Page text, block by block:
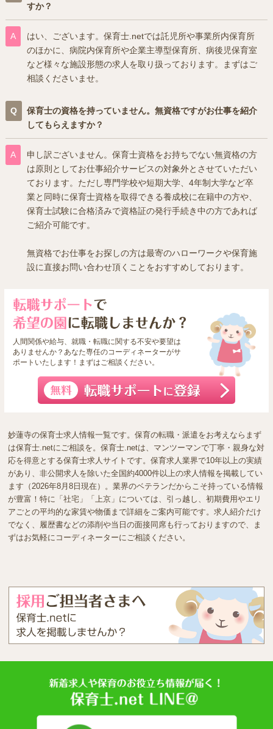
すか？
はい、ございます。保育士.netでは託児所や事業所内保育所
のほかに、病院内保育所や企業主導型保育所、病後児保育室
など様々な施設形態の求人を取り扱っております。まずはご
相談くださいませ。
保育士の資格を持っていません。無資格ですがお仕事を紹介
してもらえますか？
申し訳ございません。保育士資格をお持ちでない無資格の方
は原則としてお仕事紹介サービスの対象外とさせていただい
ております。ただし専門学校や短期大学、4年制大学など卒
業と同時に保育士資格を取得できる養成校に在籍中の方や、
保育士試験に合格済みで資格証の発行手続き中の方であれば
ご紹介可能です。
無資格でお仕事をお探しの方は最寄のハローワークや保育施
設に直接お問い合わせ頂くことをおすすめしております。
人間関係や給与、就職・転職に関する不安や要望は
ありませんか？あなた専任のコーディネーターがサ
ポートいたします！まずはご相談ください。
妙蓮寺の保育士求人情報一覧です。保育の転職・派遣をお考えならまず
は保育士.netにご相談を。保育士.netは、マンツーマンで丁寧・親身な対
応を得意とする保育士求人サイトです。保育求人業界で10年以上の実績
があり、非公開求人を除いた全国約4000件以上の求人情報を掲載してい
ます（2026年8月8日現在）。業界のベテランだからこそ持っている情報
が豊富！特に「社宅」「上京」については、引っ越し、初期費用やエリ
アごとの平均的な家賃や物価まで詳細をご案内可能です。求人紹介だけ
でなく、履歴書などの添削や当日の面接同席も行っておりますので、ま
ずはお気軽にコーディネーターにご相談ください。